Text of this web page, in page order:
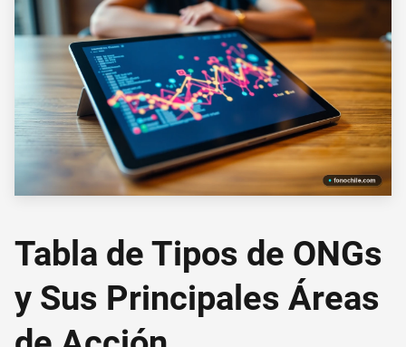
Tabla de Tipos de ONGs
y Sus Principales Áreas